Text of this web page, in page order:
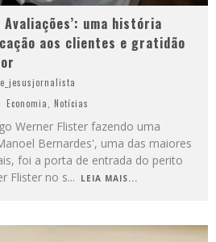
uma história
aos clientes e gratidão
Economia Notícias
Werner Flister fazendo uma
Bernardes', uma das maiores
foi a porta de entrada do perito
Flister no s... LEIA MAIS...